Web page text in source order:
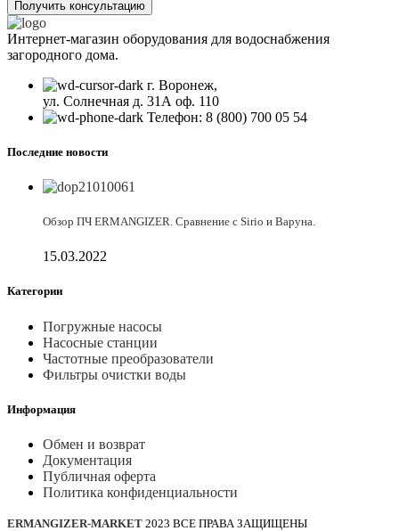
Получить консультацию
Интернет-магазин оборудования для водоснабжения
загородного дома.
г. Воронеж,
ул. Солнечная д. 31А оф. 110
Телефон: 8 (800) 700 05 54
Последние новости
Обзор ПЧ ERMANGIZER. Сравнение с Sirio и Варуна.
15.03.2022
Категории
Погружные насосы
Насосные станции
Частотные преобразователи
Фильтры очистки воды
Информация
Обмен и возврат
Документация
Публичная оферта
Политика конфиденциальности
ERMANGIZER-MARKET 2023 ВСЕ ПРАВА ЗАЩИЩЕНЫ